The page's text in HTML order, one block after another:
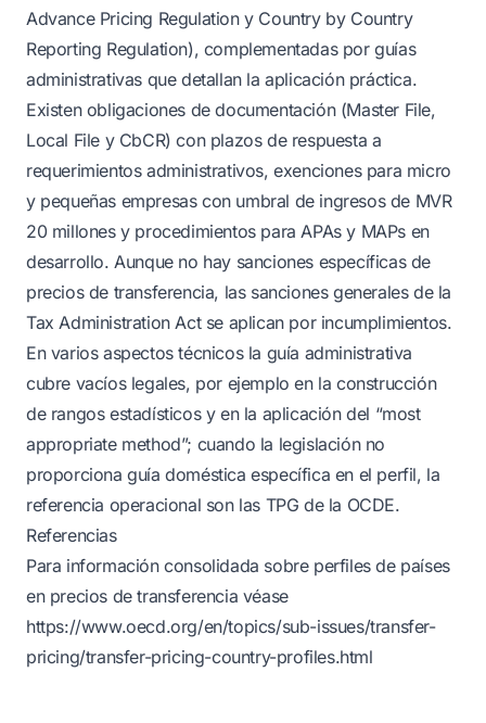
Advance Pricing Regulation y Country by Country
Reporting Regulation), complementadas por guías
administrativas que detallan la aplicación práctica.
Existen obligaciones de documentación (Master File,
Local File y CbCR) con plazos de respuesta a
requerimientos administrativos, exenciones para micro
y pequeñas empresas con umbral de ingresos de MVR
20 millones y procedimientos para APAs y MAPs en
desarrollo. Aunque no hay sanciones específicas de
precios de transferencia, las sanciones generales de la
Tax Administration Act se aplican por incumplimientos.
En varios aspectos técnicos la guía administrativa
cubre vacíos legales, por ejemplo en la construcción
de rangos estadísticos y en la aplicación del “most
appropriate method”; cuando la legislación no
proporciona guía doméstica específica en el perfil, la
referencia operacional son las TPG de la OCDE.
Referencias
Para información consolidada sobre perfiles de países
en precios de transferencia véase
https://www.oecd.org/en/topics/sub-issues/transfer-
pricing/transfer-pricing-country-profiles.html